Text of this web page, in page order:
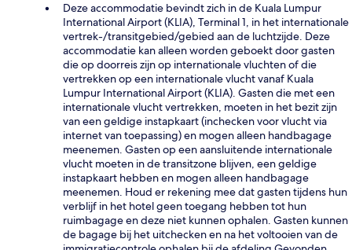
Deze accommodatie bevindt zich in de Kuala Lumpur
International Airport (KLIA), Terminal 1, in het internationale
vertrek-/transitgebied/gebied aan de luchtzijde. Deze
accommodatie kan alleen worden geboekt door gasten
die op doorreis zijn op internationale vluchten of die
vertrekken op een internationale vlucht vanaf Kuala
Lumpur International Airport (KLIA). Gasten die met een
internationale vlucht vertrekken, moeten in het bezit zijn
van een geldige instapkaart (inchecken voor vlucht via
internet van toepassing) en mogen alleen handbagage
meenemen. Gasten op een aansluitende internationale
vlucht moeten in de transitzone blijven, een geldige
instapkaart hebben en mogen alleen handbagage
meenemen. Houd er rekening mee dat gasten tijdens hun
verblijf in het hotel geen toegang hebben tot hun
ruimbagage en deze niet kunnen ophalen. Gasten kunnen
de bagage bij het uitchecken en na het voltooien van de